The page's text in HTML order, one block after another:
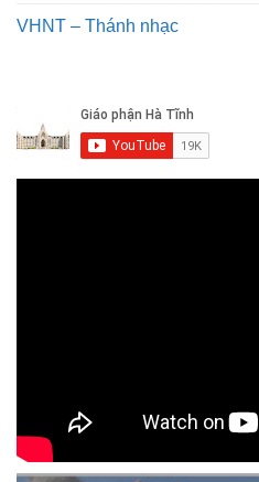
VHNT – Thánh nhạc